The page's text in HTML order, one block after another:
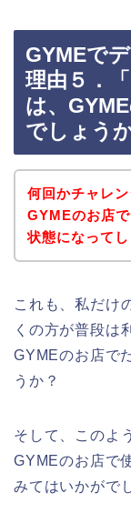
GYMEで
理由５．
は、
でしょうか
何回かチャレン
GYMEのお店
状態になってし
これも、私だけ
くの方が普段は
GYMEのお店で
うか？
そして、このよ
GYMEのお店で
みてはいかがで